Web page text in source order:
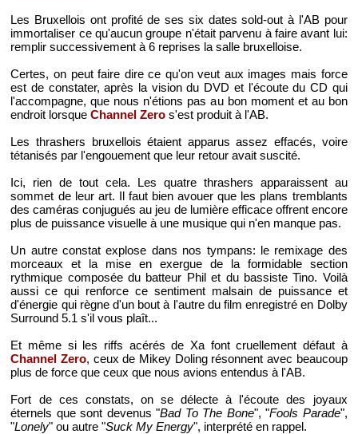
Les Bruxellois ont profité de ses six dates sold-out à l'AB pour
immortaliser ce qu'aucun groupe n'était parvenu à faire avant lui:
remplir successivement à 6 reprises la salle bruxelloise.
Certes, on peut faire dire ce qu'on veut aux images mais force
est de constater, après la vision du DVD et l'écoute du CD qui
l'accompagne, que nous n'étions pas au bon moment et au bon
endroit lorsqueChannel Zero s'est produit à l'AB.
Les thrashers bruxellois étaient apparus assez effacés, voire
tétanisés par l'engouement que leur retour avait suscité.
Ici, rien de tout cela. Les quatre thrashers apparaissent au
sommet de leur art. Il faut bien avouer que les plans tremblants
des caméras conjugués au jeu de lumière efficace offrent encore
plus de puissance visuelle à une musique qui n'en manque pas.
Un autre constat explose dans nos tympans: le remixage des
morceaux et la mise en exergue de la formidable section
rythmique composée du batteur Phil et du bassiste Tino. Voilà
aussi ce qui renforce ce sentiment malsain de puissance et
d'énergie qui règne d'un bout à l'autre du film enregistré en Dolby
Surround 5.1 s'il vous plaît...
Et même si les riffs acérés de Xa font cruellement défaut à
Channel Zero, ceux de Mikey Doling résonnent avec beaucoup
plus de force que ceux que nous avions entendus à l'AB.
Fort de ces constats, on se délecte à l'écoute des joyaux
éternels que sont devenus "Bad To The Bone", "Fools Parade",
"Lonely" ou autre "Suck My Energy", interprété en rappel.